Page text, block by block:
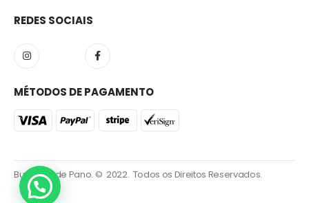
REDES SOCIAIS
MÉTODOS DE PAGAMENTO
Bumbum de Pano. © 2022. Todos os Direitos Reservados.